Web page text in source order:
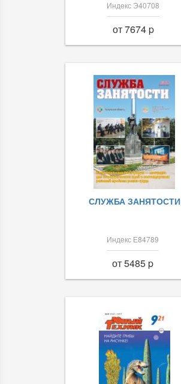
Индекс Э40708
от 7674 p
СЛУЖБА ЗАНЯТОСТИ
Индекс Е84789
от 5485 p